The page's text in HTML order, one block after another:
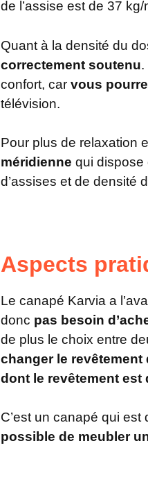
de l’assise est de 37 kg/
Quant à la densité du
correctement soutenu.
confort, car vous
télévision.
Pour plus de relaxation
méridienne qui dispose
d’assises et de densité
Aspects
Le canapé Karvia a
donc pas besoin
de plus le choix entre
changer le revêtement
dont le revêtement est
C’est un canapé qui est
possible de meubler